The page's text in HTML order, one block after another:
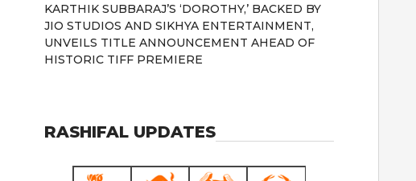
KARTHIK SUBBARAJ’S ‘DOROTHY,’ BACKED BY
JIO STUDIOS AND SIKHYA ENTERTAINMENT,
UNVEILS TITLE ANNOUNCEMENT AHEAD OF
HISTORIC TIFF PREMIERE
RASHIFAL UPDATES